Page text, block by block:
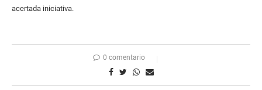
acertada iniciativa.
0 comentario